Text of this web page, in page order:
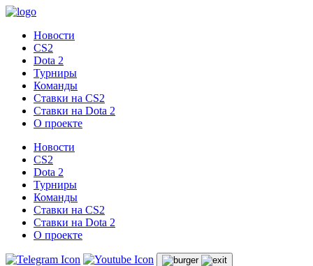
Новости
CS2
Dota 2
Турниры
Команды
Ставки на CS2
Ставки на Dota 2
О проекте
Новости
CS2
Dota 2
Турниры
Команды
Ставки на CS2
Ставки на Dota 2
О проекте